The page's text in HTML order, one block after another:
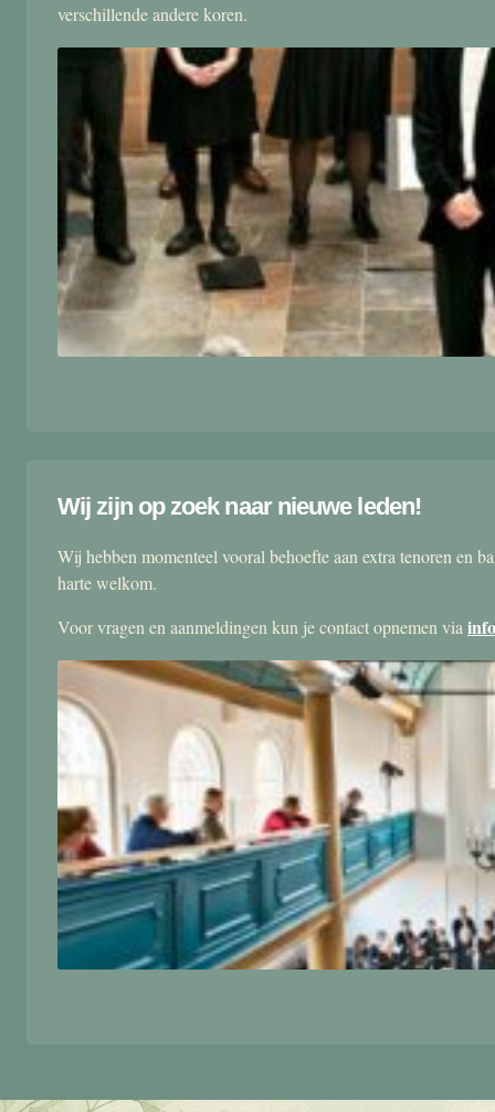
verschillende andere koren.
Wij zijn op zoek naar nieuwe leden!
Wij hebben momenteel vooral behoefte aan extra tenoren en
harte welkom.
Voor vragen en aanmeldingen kun je contact opnemen via